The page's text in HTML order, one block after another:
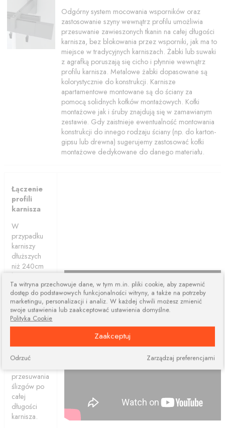
Odgórny system mocowania wsporników oraz
zastosowanie szyny wewnątrz profilu umożliwia
przesuwanie zawieszonych tkanin na całej długości
karnisza, bez blokowania przez wsporniki, jak ma to
miejsce w tradycyjnych karniszach. Żabki lub suwaki
z agrafką poruszają się cicho i płynnie wewnątrz
profilu karnisza. Metalowe żabki dopasowane są
kolorystycznie do konstrukcji. Karnisze
apartamentowe montowane są do ściany za
pomocą solidnych kołków montażowych. Kołki
montażowe jak i śruby znajdują się w zamawianym
zestawie. Gdy zaistnieje ewentualność montowania
konstrukcji do innego rodzaju ściany (np. do karton-
gipsu lub drewna) sugerujemy zastosować kołki
montażowe dedykowane do danego materiału.
Łączenie
profili
karnisza
W
przypadku
karniszy
dłuższych
niż 240cm
karnisze są
łączone z
dwóch lub
więcej
elementów.
Połączone
ciągle dają
nam
przesuwania
ślizgów po
całej
długości
karnisza.
Ta witryna przechowuje dane, w tym m.in. pliki cookie, aby zapewnić
dostęp do podstawowych funkcjonalności witryny, a także na potrzeby
marketingu, personalizacji i analiz. W każdej chwili możesz zmienić
swoje ustawienia lub zaakceptować ustawienia domyślne.
Polityka Cookie
Zaakceptuj
Zarządzaj preferencjami
Odrzuć